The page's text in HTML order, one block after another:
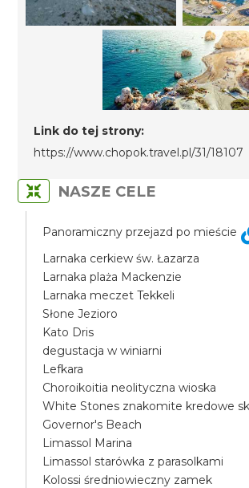
Link do tej strony:
https://www.chopok.travel.pl/31/18107
NASZE CELE
Panoramiczny przejazd po mieście
Larnaka cerkiew św. Łazarza
Larnaka plaża Mackenzie
Larnaka meczet Tekkeli
Słone Jezioro
Kato Dris
degustacja w winiarni
Lefkara
Choroikoitia neolityczna wioska
White Stones znakomite kredowe
Governor's Beach
Limassol Marina
Limassol starówka z parasolkami
Kolossi średniowieczny zamek